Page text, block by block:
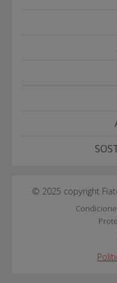
© 2025 copyright